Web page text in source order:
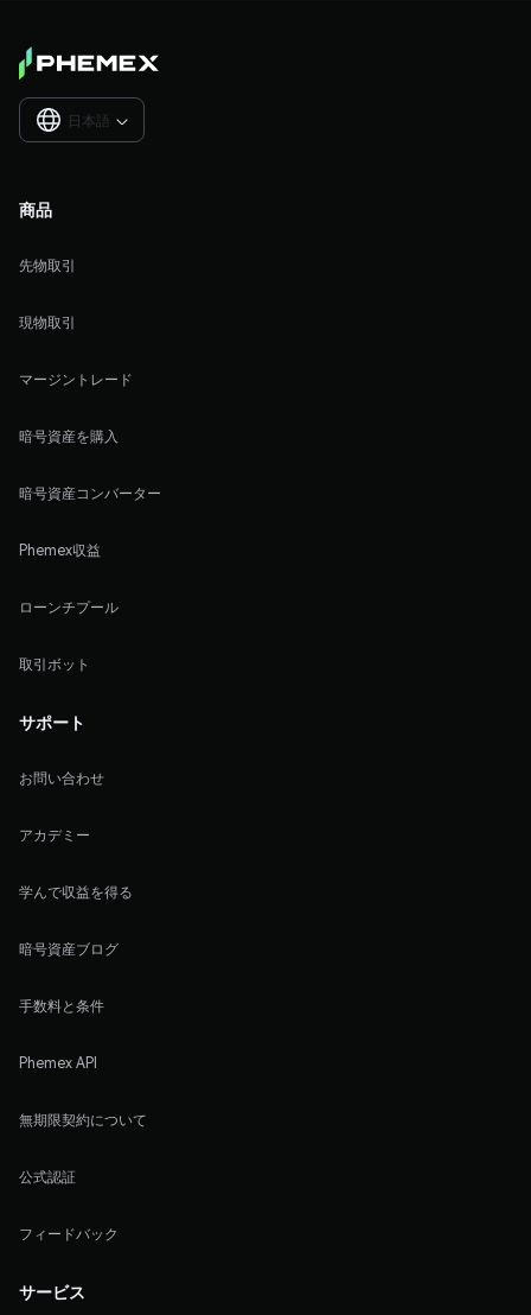
日本語 
商品
先物取引
現物取引
マージントレード
暗号資産を購入
暗号資産コンバーター
Phemex収益
ローンチプール
取引ボット
サポート
お問い合わせ
アカデミー
学んで収益を得る
暗号資産ブログ
手数料と条件
Phemex API
無期限契約について
公式認証
フィードバック
サービス